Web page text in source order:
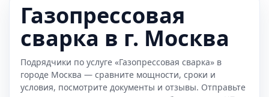
О сервисе Контакты
Газопрессовая
сварка в г. Москва
Подрядчики по услуге «Газопрессовая сварка» в
городе Москва — сравните мощности, сроки и
условия, посмотрите документы и отзывы. Отправьте